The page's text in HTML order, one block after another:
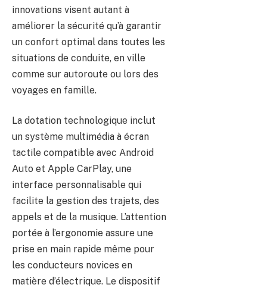
innovations visent autant à
améliorer la sécurité qu’à garantir
un confort optimal dans toutes les
situations de conduite, en ville
comme sur autoroute ou lors des
voyages en famille.
La dotation technologique inclut
un système multimédia à écran
tactile compatible avec Android
Auto et Apple CarPlay, une
interface personnalisable qui
facilite la gestion des trajets, des
appels et de la musique. L’attention
portée à l’ergonomie assure une
prise en main rapide même pour
les conducteurs novices en
matière d’électrique. Le dispositif